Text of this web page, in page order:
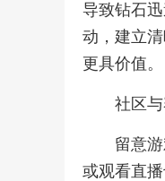
导致钻石
动，建立
更具价值。
社区
留意
或观看直